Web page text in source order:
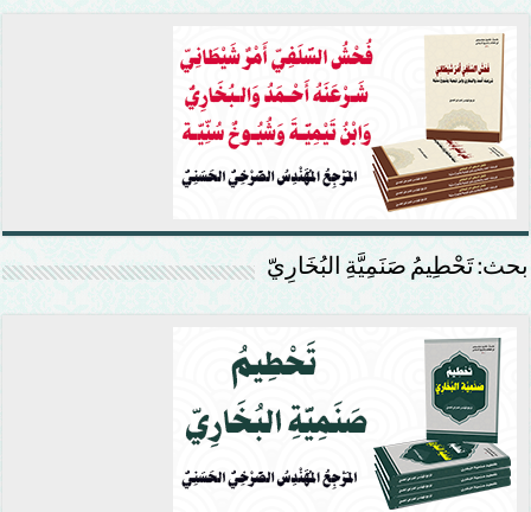
بحث: تَحْطِيمُ صَنَمِيَّةِ البُخَارِيّ